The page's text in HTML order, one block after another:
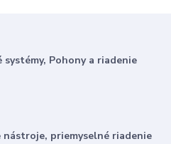
Pohony a riadenie
nástroje, priemyselné riadenie